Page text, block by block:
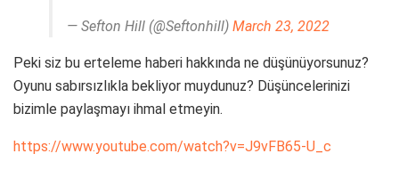
— Sefton Hill (@Seftonhill) March 23, 2022
Peki siz bu erteleme haberi hakkında ne düşünüyorsunuz?
Oyunu sabırsızlıkla bekliyor muydunuz? Düşüncelerinizi
bizimle paylaşmayı ihmal etmeyin.
https://www.youtube.com/watch?v=J9vFB65-U_c